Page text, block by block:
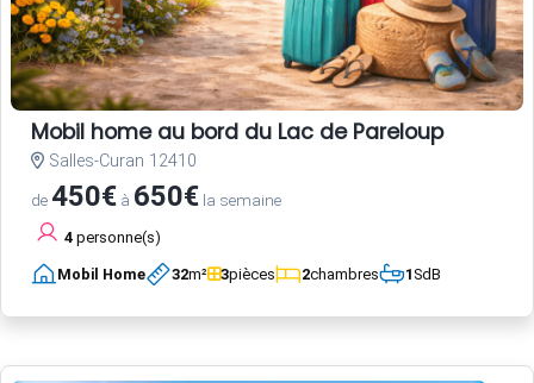
Mobil home au bord du Lac de Pareloup
Salles-Curan 12410
de450€ à 650€ la semaine
4 personne(s)
Mobil Home 32m² 3pièces 2chambres 1SdB